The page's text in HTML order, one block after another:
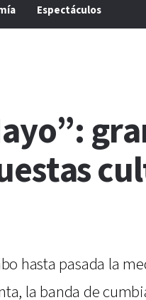
Espectáculos
hasta pasada la
la banda de